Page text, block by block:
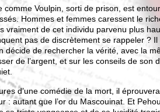
comme Voulpin, sorti de prison, est
Hommes et femmes caressent le
vraiment de cet individu parvenu plus
pas de discrètement se rappeler ? Il
décide de rechercher la vérité, avec la
de l’argent, et sur les conseils de son
d’une comédie de la mort, il
: autant que l’or du Mascouinat. Et